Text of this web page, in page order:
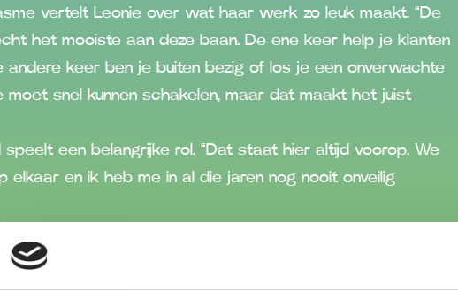
vertelt Leonie over wat haar werk zo leuk maakt. “De
het mooiste aan deze baan. De ene keer help je klanten
andere keer ben je buiten bezig of los je een onverwachte
moet snel kunnen schakelen, maar dat maakt het juist
speelt een belangrijke rol. “Dat staat hier altijd voorop. We
elkaar en ik heb me in al die jaren nog nooit onveilig
het werk leuk
haar collega’s minstens zo belangrijk als het werk zelf.